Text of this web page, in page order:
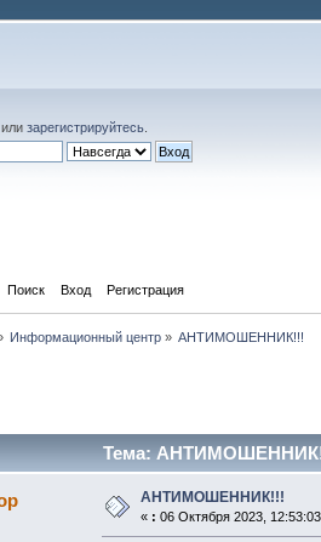
илизарегистрируйтесь
Поиск Вход Регистрация
Информационный центр » АНТИМОШЕННИК!!!
Тема:
АНТИМОШЕННИК!!!
« : 06 Октября 2023,